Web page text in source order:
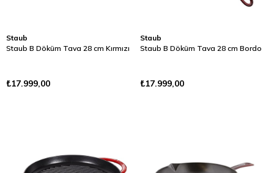
Staub
Staub B Döküm Tava 28 cm Kırmızı
₺17.999,00
Staub
Staub B Döküm Tava 28 cm Bordo
₺17.999,00